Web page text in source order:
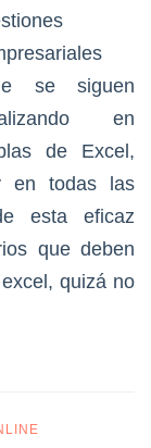
se siguen
en
de Excel,
en todas las
esta eficaz
que deben
quizá no